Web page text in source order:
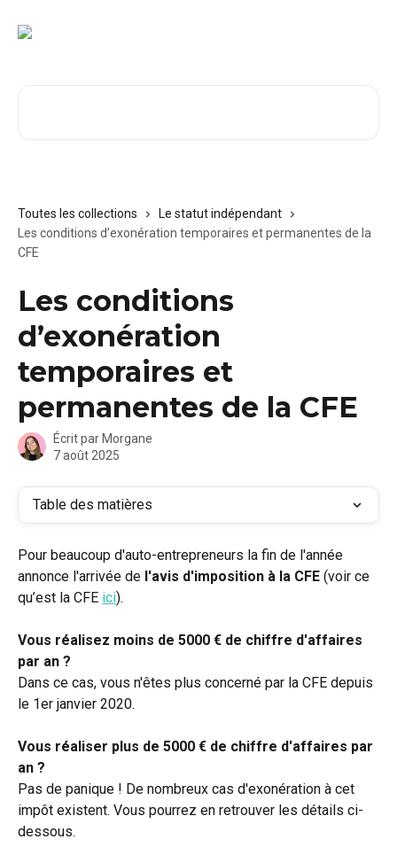
Toutes les collections
Le statut indépendant
Les conditions d’exonération temporaires et permanentes de la
CFE
Les conditions
d’exonération
temporaires et
permanentes de la CFE
Écrit par Morgane
7 août 2025
Table des matières
Pour beaucoup d'auto-entrepreneurs la fin de l'année
annonce l'arrivée de l'avis d'imposition à la CFE (voir ce
qu’est la CFE ici).
Vous réalisez moins de 5000 € de chiffre d'affaires
par an ?
Dans ce cas, vous n'êtes plus concerné par la CFE depuis
le 1er janvier 2020.
Vous réaliser plus de 5000 € de chiffre d'affaires par
an ?
Pas de panique ! De nombreux cas d'exonération à cet
impôt existent. Vous pourrez en retrouver les détails ci-
dessous.